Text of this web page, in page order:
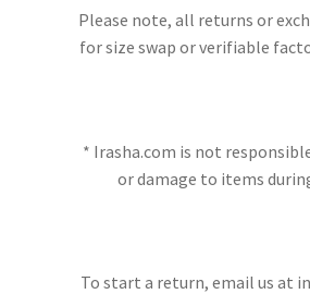
Please note, all returns or
for size swap or verifiable
* Irasha.com is not
or damage to items
To start a return, email us at